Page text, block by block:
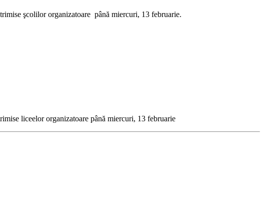
şcolilor organizatoare până miercuri, 13 februarie.
liceelor organizatoare până miercuri, 13 februarie